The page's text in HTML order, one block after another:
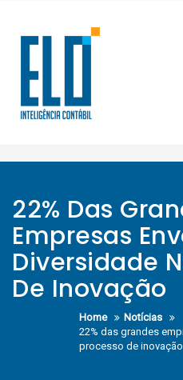
content
22% Das
Empresas
Diversidade
De Inovação
Home
Notícias
22% das grandes
processo de inovação